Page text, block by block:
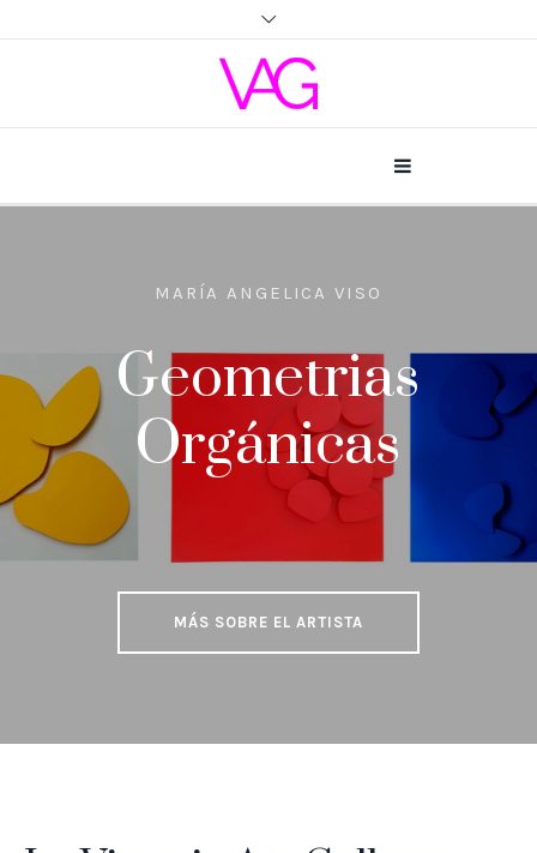
MÁS SOBRE EL ARTISTA
MARÍA ANGELICA VISO
Geometrias
Orgánicas